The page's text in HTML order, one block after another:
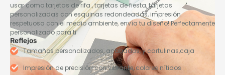
usar como tarjetas de rifa., tarjetas de fiesta, tarjetas
personalizadas con esquinas redondeadas, impresión
respetuosa con el medio ambiente, envía tu diseño! Perfectamente
personalizado para ti
Reflejos
Tamaños personalizados, acabados, y cartulinas,caja
Impresión de precisión con vibrante, colores nítidos